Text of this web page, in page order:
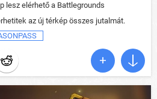
lesz elérhető a Battlegrounds
az új térkép összes jutalmát.